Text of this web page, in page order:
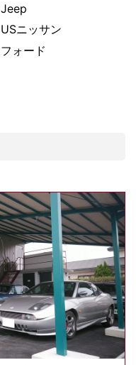
Jeep
USニッサン
フォード